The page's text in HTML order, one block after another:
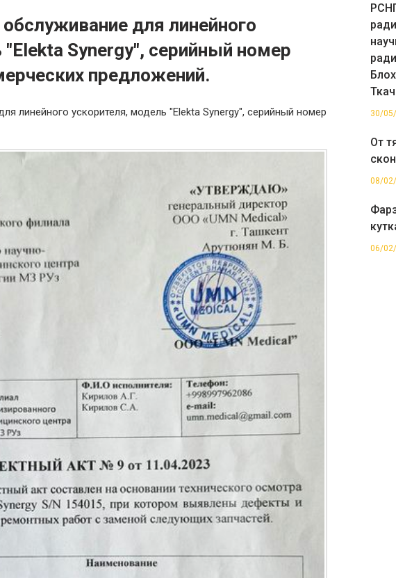
для линейного
Synergy", серийный номер
предложений.
линейного ускорителя, модель "Elekta Synergy", серийный номер
30/
От
08/
06/